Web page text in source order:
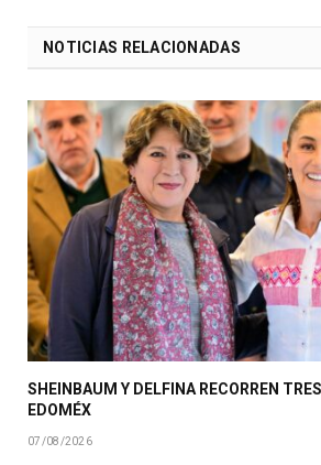
NOTICIAS RELACIONADAS
SHEINBAUM Y DELFINA RECORREN
EDOMÉX
07/08/2026